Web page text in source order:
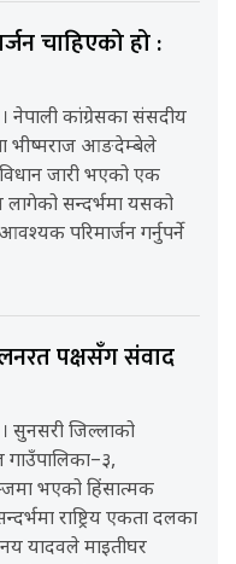
चाहिएको हो :
नेपाली कांग्रेसका संसदीय
भीष्मराज आङदेम्बेले
जारी भएको एक
सन्दर्भमा यसको
परिमार्जन गर्नुपर्ने
पक्षसँग संवाद
सुनसरी जिल्लाको
भएको हिंसात्मक
राष्ट्रिय एकता दलका
यादवले माइतीघर